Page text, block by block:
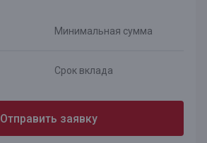
Минимальная сумма
Срок вклада
Отправить заявку